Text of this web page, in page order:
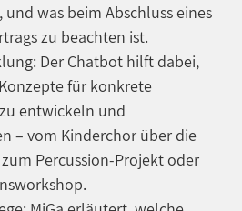
was beim Abschluss eines
zu beachten ist.
Der Chatbot hilft dabei,
für konkrete
entwickeln und
– vom Kinderchor über die
Percussion-Projekt oder